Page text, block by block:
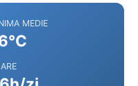
MEDIE